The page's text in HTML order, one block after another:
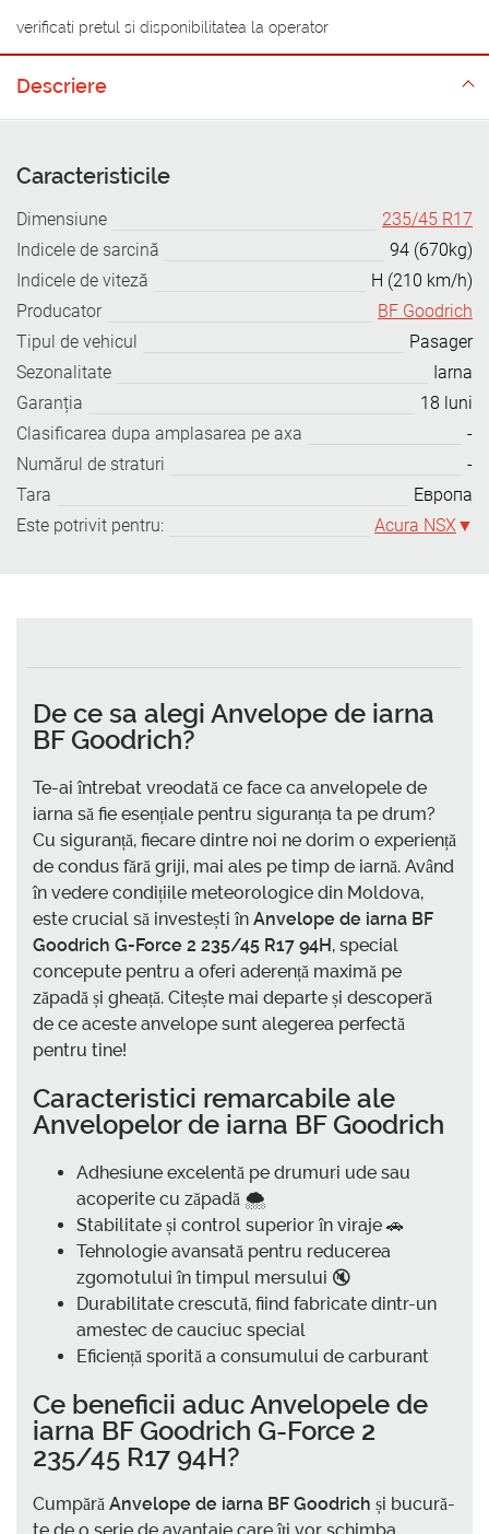
verificati pretul si disponibilitatea la operator
Descriere
Caracteristicile
Dimensiune
235/45 R17
Indicele de sarcină
94 (670kg)
Indicele de viteză
H (210 km/h)
Producator
BF Goodrich
Tipul de vehicul
Pasager
Sezonalitate
Iarna
Garanția
18 luni
Clasificarea dupa amplasarea pe axa
-
Numărul de straturi
-
Tara
Европа
Este potrivit pentru:
Acura NSX
De ce sa alegi Anvelope de iarna
BF Goodrich?
Te-ai întrebat vreodată ce face ca anvelopele de
iarna să fie esențiale pentru siguranța ta pe drum?
Cu siguranță, fiecare dintre noi ne dorim o experiență
de condus fără griji, mai ales pe timp de iarnă. Având
în vedere condițiile meteorologice din Moldova,
este crucial să investești în Anvelope de iarna BF
Goodrich G-Force 2 235/45 R17 94H, special
concepute pentru a oferi aderență maximă pe
zăpadă și gheață. Citește mai departe și descoperă
de ce aceste anvelope sunt alegerea perfectă
pentru tine!
Caracteristici remarcabile ale
Anvelopelor de iarna BF Goodrich
Adhesiune excelentă pe drumuri ude sau
acoperite cu zăpadă 🌨️
Stabilitate și control superior în viraje 🚗
Tehnologie avansată pentru reducerea
zgomotului în timpul mersului 🔇
Durabilitate crescută, fiind fabricate dintr-un
amestec de cauciuc special
Eficiență sporită a consumului de carburant
Ce beneficii aducAnvelopele de
iarna BF Goodrich G-Force 2
235/45 R17 94H?
Cumpără Anvelope de iarna BF Goodrich și bucură-